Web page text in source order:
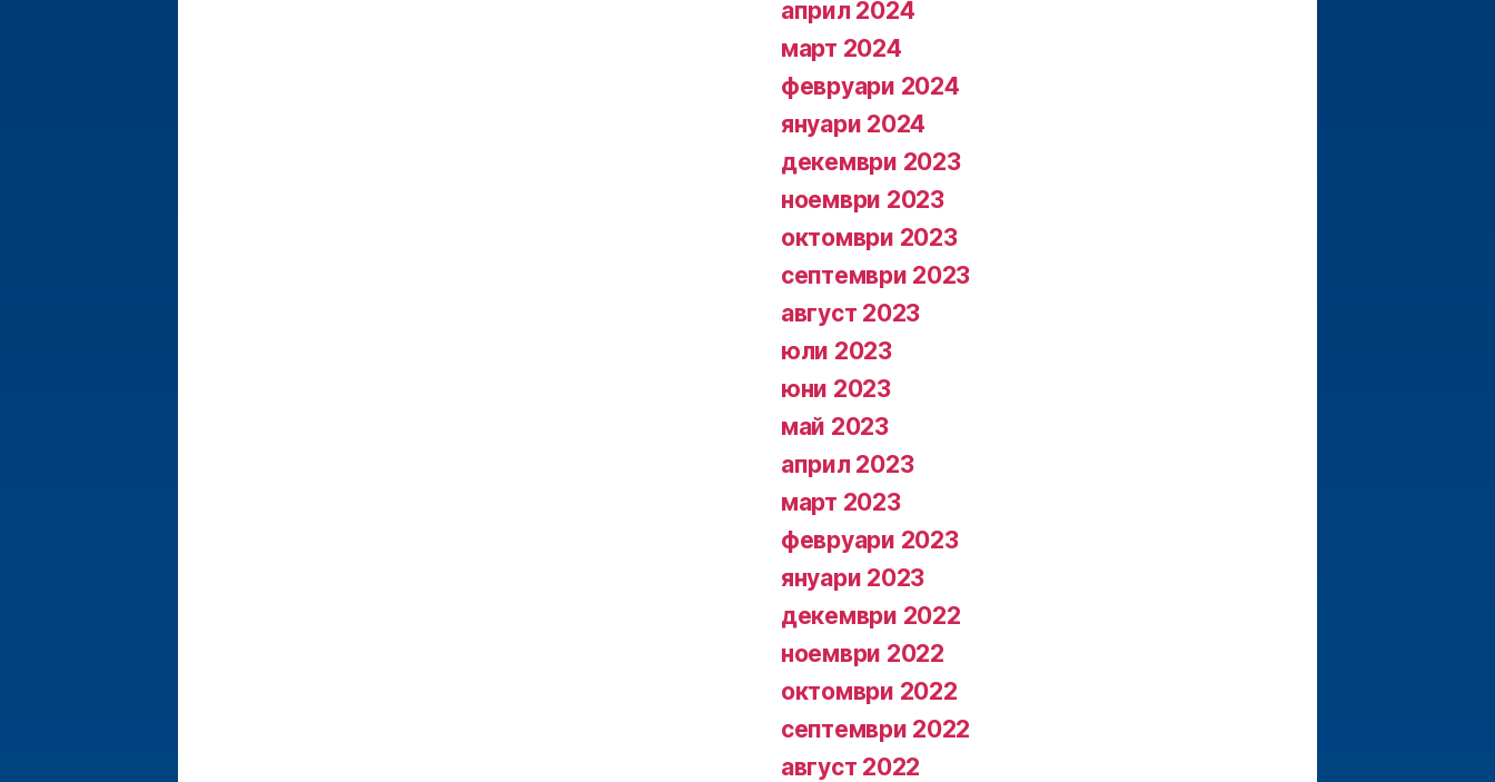
април 2024
март 2024
февруари 2024
януари 2024
декември 2023
ноември 2023
октомври 2023
септември 2023
август 2023
юли 2023
юни 2023
май 2023
април 2023
март 2023
февруари 2023
януари 2023
декември 2022
ноември 2022
октомври 2022
септември 2022
август 2022